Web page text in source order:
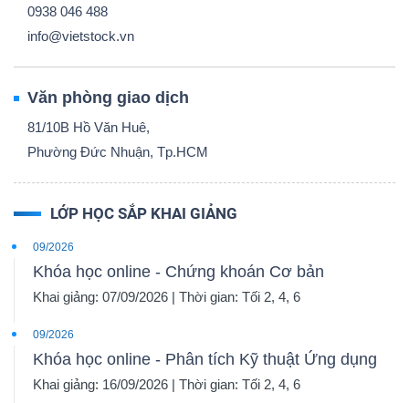
0938 046 488
info@vietstock.vn
Văn phòng giao dịch
81/10B Hồ Văn Huê,
Phường Đức Nhuận, Tp.HCM
LỚP HỌC SẮP KHAI GIẢNG
09/2026
Khóa học online - Chứng khoán Cơ bản
Khai giảng: 07/09/2026 | Thời gian: Tối 2, 4, 6
09/2026
Khóa học online - Phân tích Kỹ thuật Ứng dụng
Khai giảng: 16/09/2026 | Thời gian: Tối 2, 4, 6